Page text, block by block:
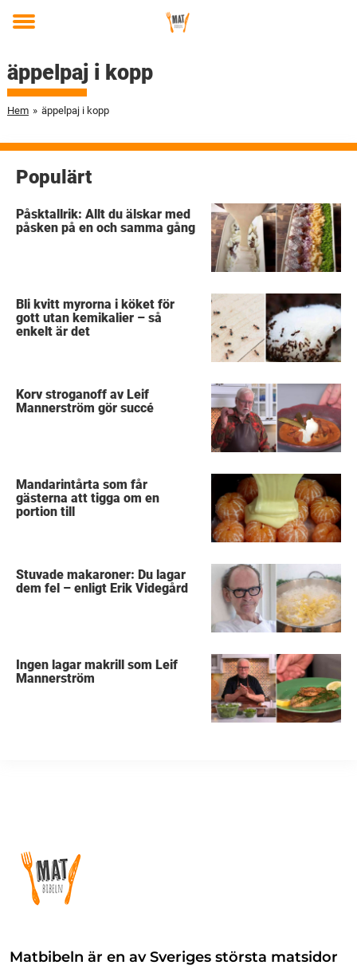
Toggle
äppelpaj i kopp
Hem » äppelpaj i kopp
Populärt
Påsktallrik: Allt du älskar med
påsken på en och samma gång
Bli kvitt myrorna i köket för
gott utan kemikalier – så
enkelt är det
Korv stroganoff av Leif
Mannerström gör succé
Mandarintårta som får
gästerna att tigga om en
portion till
Stuvade makaroner: Du lagar
dem fel – enligt Erik Videgård
Ingen lagar makrill som Leif
Mannerström
Matbibeln är en av Sveriges största matsidor